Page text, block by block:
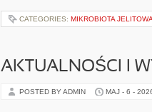
CATEGORIES: MIKROBIOTA
AKTUALNOŚCI I
POSTED BY ADMIN MAJ - 6 -